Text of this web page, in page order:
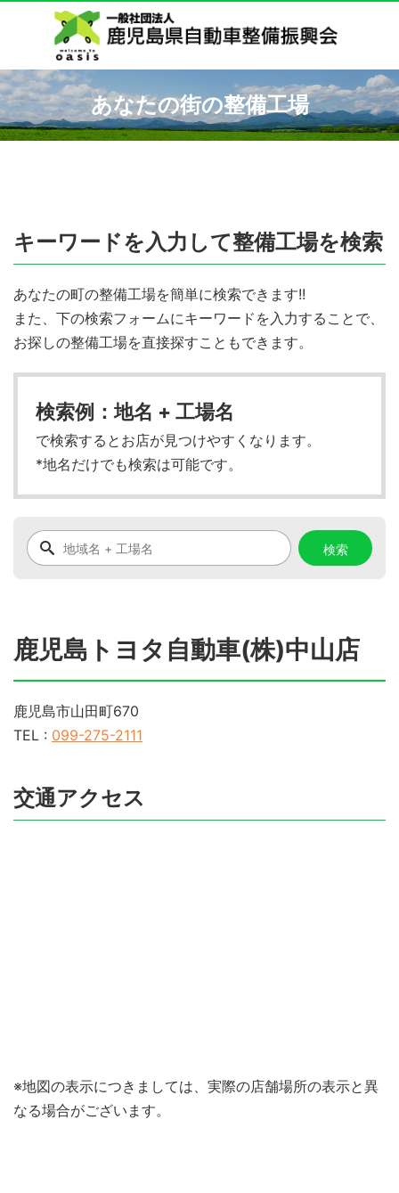
あなたの街の整備工場
キーワードを入力して整備工場を検索
あなたの町の整備工場を簡単に検索できます!!
また、下の検索フォームにキーワードを入力することで、
お探しの整備工場を直接探すこともできます。
検索例：地名 + 工場名
で検索するとお店が見つけやすくなります。
*地名だけでも検索は可能です。
鹿児島トヨタ自動車(株)中山店
鹿児島市山田町670
TEL : 099-275-2111
交通アクセス
※地図の表示につきましては、実際の店舗場所の表示と異
なる場合がございます。